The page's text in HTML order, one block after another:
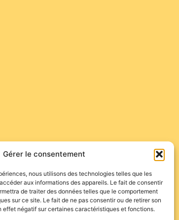
Gérer le consentement
nous utilisons des technologies telles que les
aux informations des appareils. Le fait de consentir
de traiter des données telles que le comportement
sur ce site. Le fait de ne pas consentir ou de retirer son
effet négatif sur certaines caractéristiques et fonctions.